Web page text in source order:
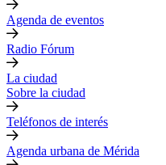
Agenda de eventos
Radio Fórum
La ciudad
Sobre la ciudad
Teléfonos de interés
Agenda urbana de Mérida